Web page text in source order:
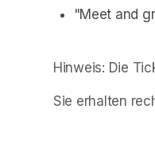
"Meet and
Hinweis: Die
Sie erhalten